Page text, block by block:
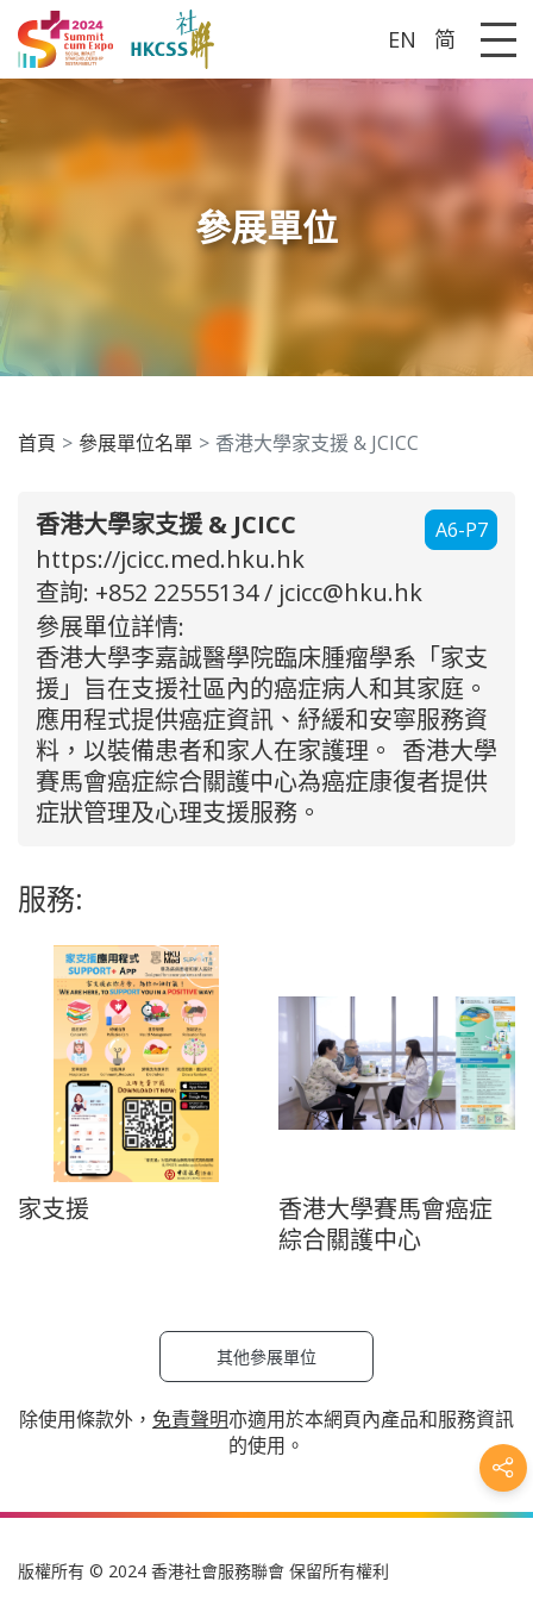
EN 简
參展單位
首頁 參展單位名單 香港大學家支援 & JCICC
A6-P7
香港大學家支援 & JCICC
https://jcicc.med.hku.hk
查詢: +852 22555134 / jcicc@hku.hk
參展單位詳情:
香港大學李嘉誠醫學院臨床腫瘤學系「家支
援」旨在支援社區內的癌症病人和其家庭。
應用程式提供癌症資訊、紓緩和安寧服務資
料，以裝備患者和家人在家護理。 香港大學
賽馬會癌症綜合關護中心為癌症康復者提供
症狀管理及心理支援服務。
服務:
家支援
香港大學賽馬會癌症
綜合關護中心
其他參展單位
除使用條款外， 免責聲明亦適用於本網頁內產品和服務資訊
的使用。
版權所有 © 2024 香港社會服務聯會 保留所有權利